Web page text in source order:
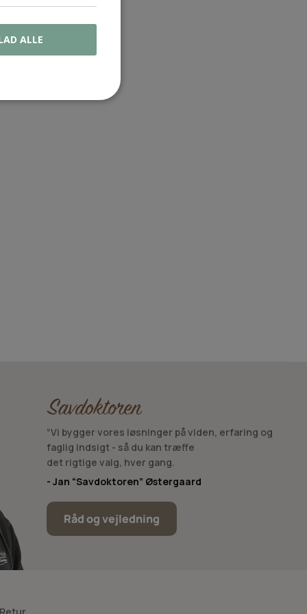
“Vi bygger vores løsninger på viden, erfaring og
faglig indsigt - så du kan træffe
det rigtige valg, hver gang.
- Jan “Savdoktoren” Østergaard
Råd og vejledning
ALLE